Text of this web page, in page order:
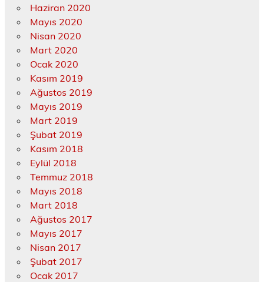
Haziran 2020
Mayıs 2020
Nisan 2020
Mart 2020
Ocak 2020
Kasım 2019
Ağustos 2019
Mayıs 2019
Mart 2019
Şubat 2019
Kasım 2018
Eylül 2018
Temmuz 2018
Mayıs 2018
Mart 2018
Ağustos 2017
Mayıs 2017
Nisan 2017
Şubat 2017
Ocak 2017